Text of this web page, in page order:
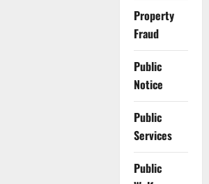
Property
Fraud
Public
Notice
Public
Services
Public